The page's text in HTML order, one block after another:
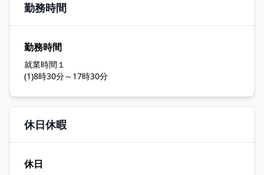
勤務時間
勤務時間
就業時間１
(1)8時30分～17時30分
休日休暇
休日